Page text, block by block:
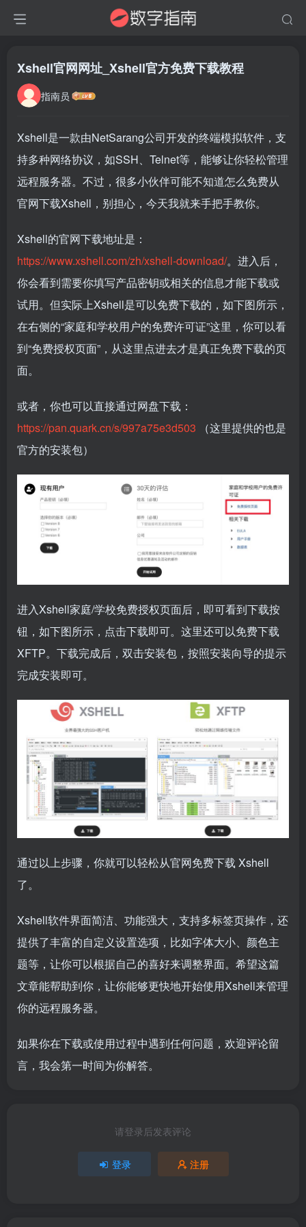
Xshell官网网址_Xshell官方免费下载教程
指南员
Xshell是一款由NetSarang公司开发的终端模拟软件，支
持多种网络协议，如SSH、Telnet等，能够让你轻松管理
远程服务器。不过，很多小伙伴可能不知道怎么免费从
官网下载Xshell，别担心，今天我就来手把手教你。
Xshell的官网下载地址是：
https://www.xshell.com/zh/xshell-download/。进入后，
你会看到需要你填写产品密钥或相关的信息才能下载或
试用。但实际上Xshell是可以免费下载的，如下图所示，
在右侧的“家庭和学校用户的免费许可证”这里，你可以看
到“免费授权页面”，从这里点进去才是真正免费下载的页
面。
或者，你也可以直接通过网盘下载：
https://pan.quark.cn/s/997a75e3d503 （这里提供的也是
官方的安装包）
进入Xshell家庭/学校免费授权页面后，即可看到下载按
钮，如下图所示，点击下载即可。这里还可以免费下载
XFTP。下载完成后，双击安装包，按照安装向导的提示
完成安装即可。
通过以上步骤，你就可以轻松从官网免费下载 Xshell
了。
Xshell软件界面简洁、功能强大，支持多标签页操作，还
提供了丰富的自定义设置选项，比如字体大小、颜色主
题等，让你可以根据自己的喜好来调整界面。希望这篇
文章能帮助到你，让你能够更快地开始使用Xshell来管理
你的远程服务器。
如果你在下载或使用过程中遇到任何问题，欢迎评论留
言，我会第一时间为你解答。
请登录后发表评论
登录 注册